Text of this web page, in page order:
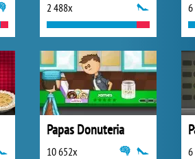
2 488x
Papas Donuteria
10 652x